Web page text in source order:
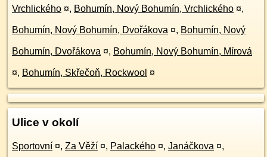
Vrchlického ¤, Bohumín, Nový Bohumín, Vrchlického ¤,
Bohumín, Nový Bohumín, Dvořákova ¤, Bohumín, Nový
Bohumín, Dvořákova ¤, Bohumín, Nový Bohumín, Mírová
¤, Bohumín, Skřečoň, Rockwool ¤
Ulice v okolí
Sportovní ¤, Za Věží ¤, Palackého ¤, Janáčkova ¤,